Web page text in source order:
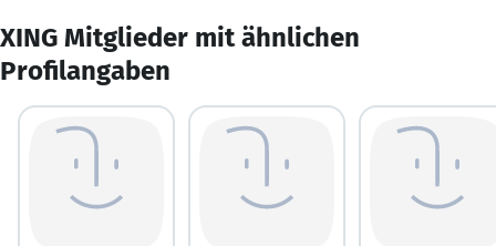
XING Mitglieder mit ähnlichen
Profilangaben